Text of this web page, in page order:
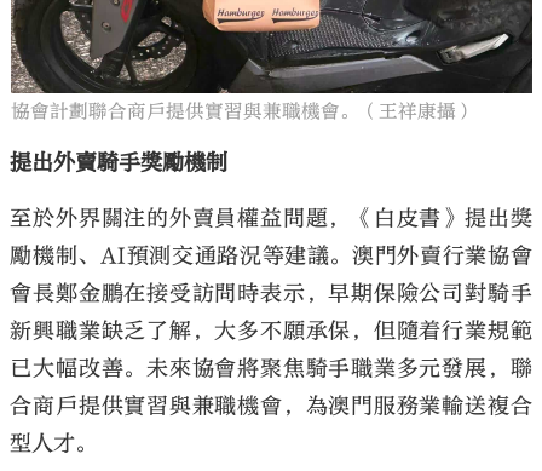
協會計劃聯合商戶提供實習與兼職機會。（王祥康攝）
提出外賣騎手獎勵機制
至於外界關注的外賣員權益問題，《白皮書》提出獎
勵機制、AI預測交通路況等建議。澳門外賣行業協會
會長鄭金鵬在接受訪問時表示，早期保險公司對騎手
新興職業缺乏了解，大多不願承保，但隨着行業規範
已大幅改善。未來協會將聚焦騎手職業多元發展，聯
合商戶提供實習與兼職機會，為澳門服務業輸送複合
型人才。